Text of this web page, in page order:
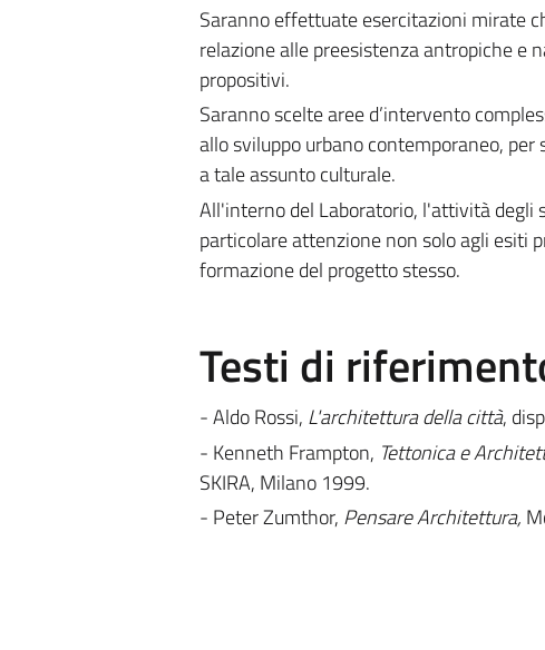
Saranno effettuate esercitazioni mirate
relazione alle preesistenza antropiche e
propositivi.
Saranno scelte aree d’intervento
allo sviluppo urbano contemporaneo,
a tale assunto culturale.
All'interno del Laboratorio, l'attività degli
particolare attenzione non solo agli esiti
formazione del progetto stesso.
Testi di
- Aldo Rossi, L'architettura della città,
- Kenneth Frampton, Tettonica e
SKIRA, Milano 1999.
- Peter Zumthor, Pensare Architettura,